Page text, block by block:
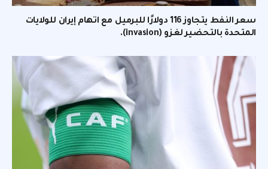
سعر النفط يتجاوز 116 دولارًا للبرميل مع اتهام إيران للولايات
المتحدة بالتحضير لغزو (invasion).